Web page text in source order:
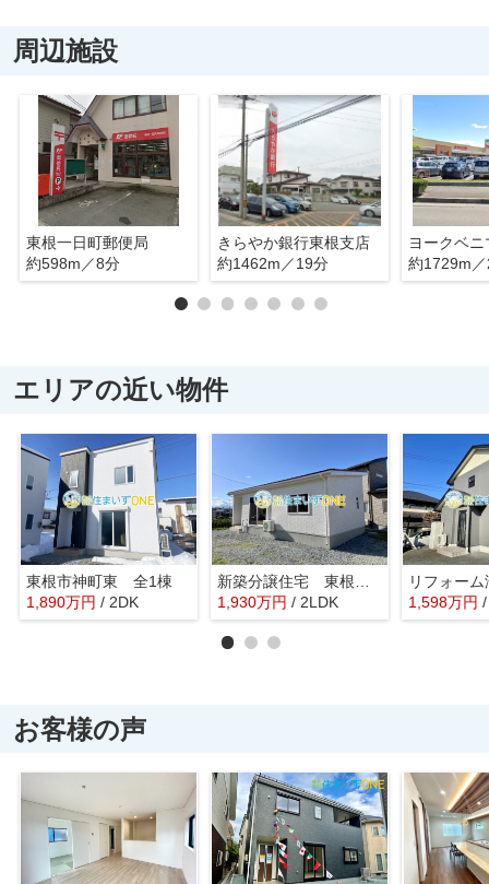
周辺施設
東根一日町郵便局
約598m／8分
きらやか銀行東根支店
約1462m／19分
ヨークベ
約1729m
エリアの近い物件
東根市神町東 全1棟
1,890万円 / 2DK
新築分譲住宅 東根市羽入 全1棟
1,930万円 / 2LDK 1,598万円
お客様の声